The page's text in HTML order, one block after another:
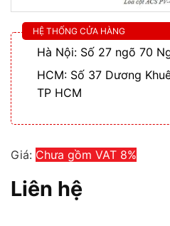
HỆ THỐNG CỬA HÀNG
Hà Nội: Số 27 ngõ 70
HCM: Số 37 Dương
TP HCM
Giá: Chưa gồm VAT 8%
Liên hệ